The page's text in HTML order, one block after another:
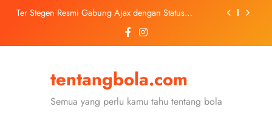
SkipTer Stegen Resmi Gabung Ajax dengan Status
Trabzonspor Mulai Negosiasi Mohamed Salah, Tes
Medis Dijadwalkan 5 Agustus
2026, Siap Tatap Putaran Provinsi
Kerolin Resmi Gabung Barcelona, Transfer
Dilaporkan Pecahkan Rekor Penjualan WSL
tentangbola.com
Semua yang perlu kamu tahu tentang bola